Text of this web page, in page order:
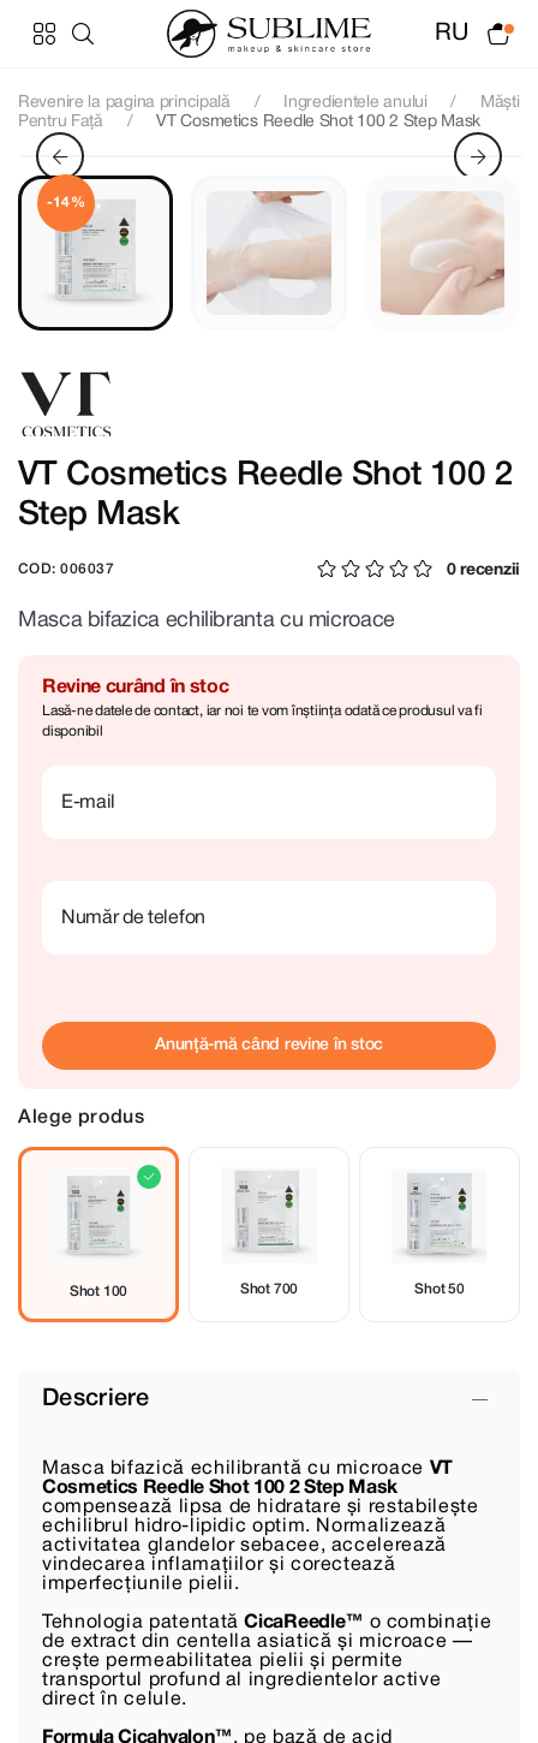
RU
Revenire la pagina principală Ingredientele anului
Măști
Pentru Față
VT Cosmetics Reedle Shot 100 2 Step Mask
-14%
VT Cosmetics Reedle Shot 100 2
Step Mask
COD: 006037 0 recenzii
Masca bifazica echilibranta cu microace
Revine curând în stoc
Lasă-ne datele de contact, iar noi te vom înștiința odată ce produsul va fi
disponibil
E-mail
Număr de telefon
Anunță-mă când revine în stoc
Alege produs
Shot 100 Shot 700 Shot 50
Descriere
Masca bifazică echilibrantă cu microace VT
Cosmetics Reedle Shot 100 2 Step Mask
compensează lipsa de hidratare și restabilește
echilibrul hidro-lipidic optim. Normalizează
activitatea glandelor sebacee, accelerează
vindecarea inflamațiilor și corectează
imperfecțiunile pielii.
Tehnologia patentatăCicaReedle™ o combinație
de extract din centella asiatică și microace —
crește permeabilitatea pielii și permite
transportul profund al ingredientelor active
direct în celule.
Formula Cicahyalon™ , pe bază de acid